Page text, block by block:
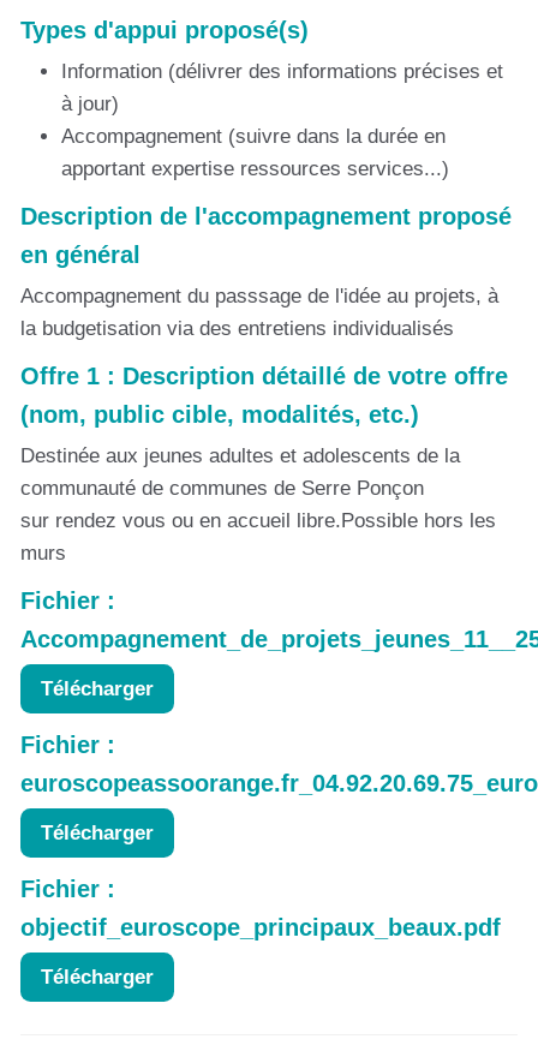
Types d'appui proposé(s)
Information (délivrer des informations précises et
à jour)
Accompagnement (suivre dans la durée en
apportant expertise ressources services...)
Description de l'accompagnement proposé
en général
Accompagnement du passsage de l'idée au projets, à
la budgetisation via des entretiens individualisés
Offre 1 : Description détaillé de votre offre
(nom, public cible, modalités, etc.)
Destinée aux jeunes adultes et adolescents de la
communauté de communes de Serre Ponçon
sur rendez vous ou en accueil libre.Possible hors les
murs
Fichier :
Télécharger
Fichier :
Télécharger
Fichier :
objectif_euroscope_principaux_beaux.pdf
Télécharger